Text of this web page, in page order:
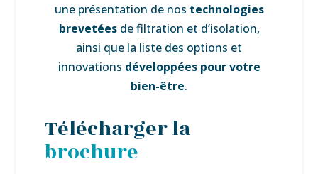
une présentation de nos technologies
brevetéesde filtration et d’isolation,
ainsi que la liste des options et
innovations développées pour votre
bien-être.
Télécharger la
brochure